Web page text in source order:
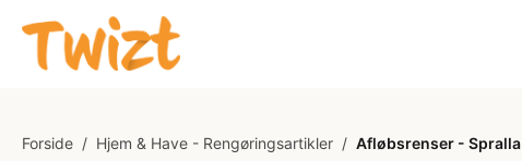
Forside / Hjem & Have - Rengøringsartikler / Afløbsrenser - Spralla